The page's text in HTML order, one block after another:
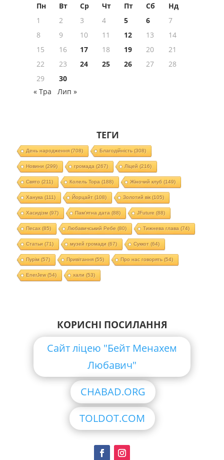
Пн Вт Ср Чт Пт Сб
Нд
1
2 3 4 5 6
7
8
9 10 11 12 13
14
15
16 17 18 19 20
21
22
23 24 25 26 27
28
29
30
« Тра
Лип »
ТЕГИ
День народження(708) Благодійність (308)
Новини (299) громада (267) Ліцей (216)
Свято (211) Колель Тора (188) Жіночий клуб (149)
Ханука (111) Йорцайт (108) Золотий вік(105)
Хасидізм (97) Пам'ятна дата (88) JFuture (88)
Песах(85) Любавичський Ребе (80) Тижнева глава (74)
Статьи (71) музей громади (67) Суккот (64)
Пурім (57) Привітання(55) Про нас говорять (54)
EnerJew(54) хали (53)
КОРИСНІ ПОСИЛАННЯ
Сайт ліцею "Бейт Менахем
Любавич"
CHABAD.ORG
TOLDOT.COM